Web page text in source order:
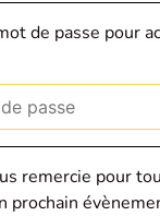
de passe pour
remercie pour
prochain